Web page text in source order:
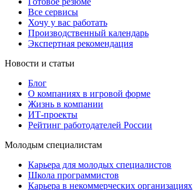
Все сервисы
Хочу у вас работать
Производственный календарь
Экспертная рекомендация
Новости и статьи
Блог
О компаниях в игровой форме
Жизнь в компании
ИТ-проекты
Рейтинг работодателей России
Молодым специалистам
Карьера для молодых специалистов
Школа программистов
Карьера в некоммерческих организациях